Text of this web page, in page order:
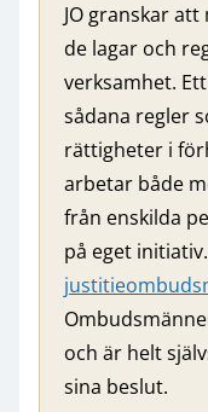
JO granskar
de lagar och
verksamhet.
sådana regler
rättigheter i
arbetar både
från enskilda
på eget
och är helt
sina beslut.